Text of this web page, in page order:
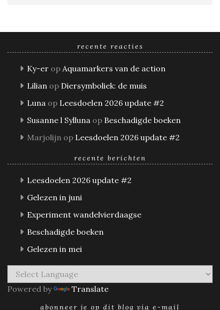
recente reacties
Ky-er op Aquamarkers van de action
Lilian op Diersymboliek: de muis
Luna op Leesdoelen 2026 update #2
Susanne l Sylluna op Beschadigde boeken
Marjolijn op Leesdoelen 2026 update #2
recente berichten
Leesdoelen 2026 update #2
Gelezen in juni
Experiment wandelvierdaagse
Beschadigde boeken
Gelezen in mei
Powered by Translate
abonneer je op dit blog via e-mail